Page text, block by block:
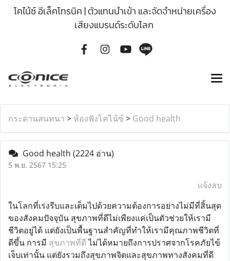
โคไน้ซ์ อีเล็คโทรนิค | ตัวแทนนำเข้า และจัดจำหน่ายเครื่อง
เสียงแบรนด์ระดับโลก
กระดานสนทนา > ห้องฟังโคไน้ซ์ > Good health
Good health (2224 อ่าน)
5 พ.ย. 2567 15:25
แจ้งลบ
ในโลกที่เร่งรีบและเต็มไปด้วยความต้องการอย่างไม่มีที่สิ้นสุด
ของสังคมปัจจุบัน สุขภาพที่ดีไม่เพียงแค่เป็นตัวช่วยให้เรามี
ชีวิตอยู่ได้ แต่ยังเป็นพื้นฐานสำคัญที่ทำให้เรามีคุณภาพชีวิตที่
ดีขึ้น การมี สุขภาพที่ดีไม่ได้หมายถึงการปราศจากโรคภัยไข้
เจ็บเท่านั้น แต่ยังรวมถึงสุขภาพจิตและสุขภาพทางสังคมที่ดี